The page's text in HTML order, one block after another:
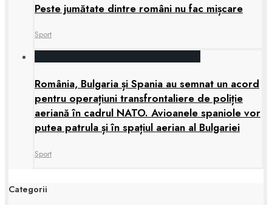
Peste jumătate dintre români nu fac mișcare
Sport
România, Bulgaria și Spania au semnat un acord
pentru operațiuni transfrontaliere de poliție
aeriană în cadrul NATO. Avioanele spaniole vor
putea patrula și în spațiul aerian al Bulgariei
Sport
Categorii